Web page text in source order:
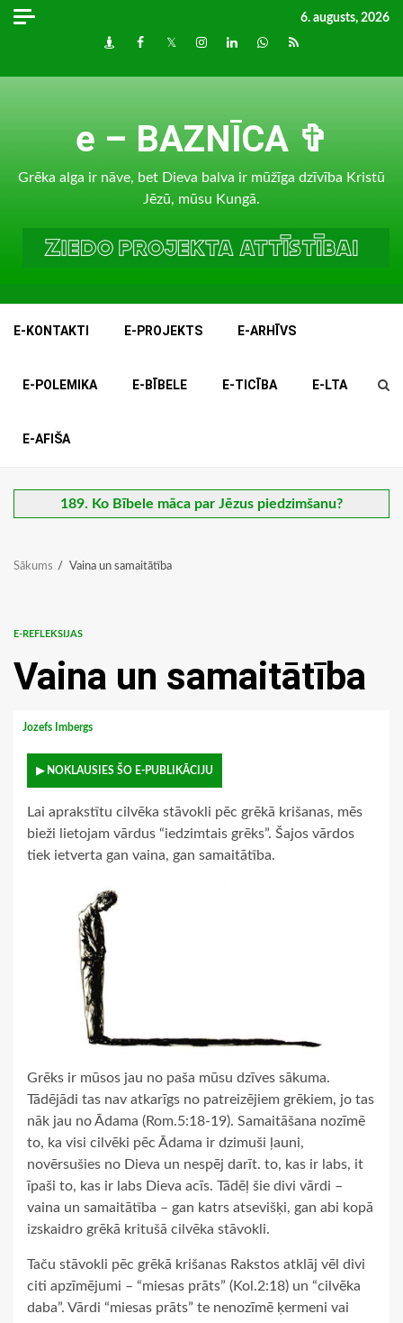
Skip
6. augusts, 2026
DraugiemFacebook
TwitterInstagram
LinkedInwhatsapp
RSS
e – BAZNĪCA ✞
Grēka alga ir nāve, bet Dieva balva ir mūžīga dzīvība Kristū
Jēzū, mūsu Kungā.
E-KONTAKTI E-PROJEKTS E-ARHĪVS
E-POLEMIKA E-BĪBELE E-TICĪBA E-LTA
E-AFIŠA
189. Ko Bībele māca par Jēzus piedzimšanu?
Sākums Vaina un samaitātība
E-REFLEKSIJAS
Vaina un samaitātība
Jozefs Imbergs
▶ NOKLAUSIES ŠO E-PUBLIKĀCIJU
Lai aprakstītu cilvēka stāvokli pēc grēkā krišanas, mēs
bieži lietojam vārdus “iedzimtais grēks”. Šajos vārdos
tiek ietverta gan vaina, gan samaitātība.
Grēks ir mūsos jau no paša mūsu dzīves sākuma.
Tādējādi tas nav atkarīgs no patreizējiem grēkiem, jo tas
nāk jau no Ādama (Rom.5:18-19). Samaitāšana nozīmē
to, ka visi cilvēki pēc Ādama ir dzimuši ļauni,
novērsušies no Dieva un nespēj darīt. to, kas ir labs, it
īpaši to, kas ir labs Dieva acīs. Tādēļ šie divi vārdi –
vaina un samaitātība – gan katrs atsevišķi, gan abi kopā
izskaidro grēkā kritušā cilvēka stāvokli.
Taču stāvokli pēc grēkā krišanas Rakstos atklāj vēl divi
citi apzīmējumi – “miesas prāts” (Kol.2:18) un “cilvēka
daba”. Vārdi “miesas prāts” te nenozīmē ķermeni vai